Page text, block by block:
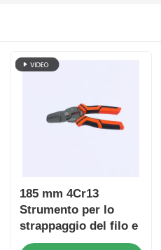
185 mm 4Cr13
Strumento per lo
strappaggio del filo e
il crimping del